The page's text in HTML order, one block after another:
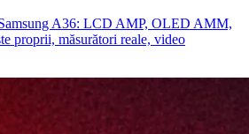
A36: LCD AMP, OLED AMM,
proprii, măsurători reale, video